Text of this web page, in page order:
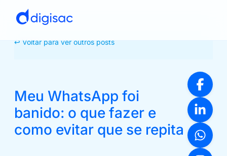
↩ Voltar para ver outros posts
Meu WhatsApp foi
banido: o que fazer e
como evitar que se repita